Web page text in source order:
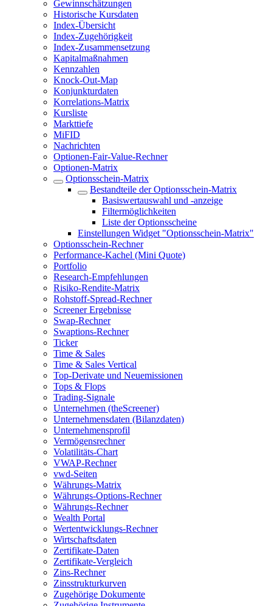
Gewinnschätzungen
Historische Kursdaten
Index-Übersicht
Index-Zugehörigkeit
Index-Zusammensetzung
Kapitalmaßnahmen
Kennzahlen
Knock-Out-Map
Konjunkturdaten
Korrelations-Matrix
Kursliste
Markttiefe
MiFID
Nachrichten
Optionen-Fair-Value-Rechner
Optionen-Matrix
Optionsschein-Matrix
Bestandteile der Optionsschein-Matrix
Basiswertauswahl und -anzeige
Filtermöglichkeiten
Liste der Optionsscheine
Einstellungen Widget "Optionsschein-Matrix"
Optionsschein-Rechner
Performance-Kachel (Mini Quote)
Portfolio
Research-Empfehlungen
Risiko-Rendite-Matrix
Rohstoff-Spread-Rechner
Screener Ergebnisse
Swap-Rechner
Swaptions-Rechner
Ticker
Time & Sales
Time & Sales Vertical
Top-Derivate und Neuemissionen
Tops & Flops
Trading-Signale
Unternehmen (theScreener)
Unternehmensdaten (Bilanzdaten)
Unternehmensprofil
Vermögensrechner
Volatilitäts-Chart
VWAP-Rechner
vwd-Seiten
Währungs-Matrix
Währungs-Options-Rechner
Währungs-Rechner
Wealth Portal
Wertentwicklungs-Rechner
Wirtschaftsdaten
Zertifikate-Daten
Zertifikate-Vergleich
Zins-Rechner
Zinsstrukturkurven
Zugehörige Dokumente